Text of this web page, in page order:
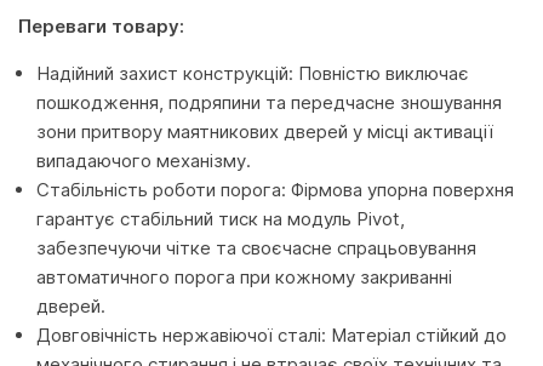
Переваги товару:
Надійний захист конструкцій: Повністю виключає
пошкодження, подряпини та передчасне зношування
зони притвору маятникових дверей у місці активації
випадаючого механізму.
Стабільність роботи порога: Фірмова упорна поверхня
гарантує стабільний тиск на модуль Pivot,
забезпечуючи чітке та своєчасне спрацьовування
автоматичного порога при кожному закриванні
дверей.
Довговічність нержавіючої сталі: Матеріал стійкий до